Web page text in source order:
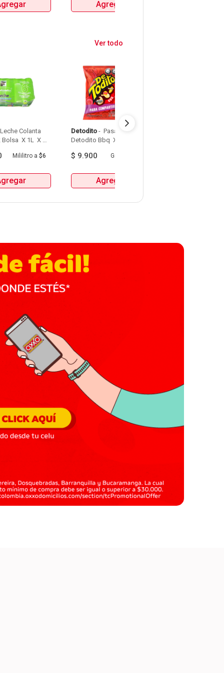
Agregar
Ver todo
Leche Colanta
Bolsa  X 1L  X
Mililitro a$6
Detodito - Pasaboca
$ 9.900 Gramo
Agregar